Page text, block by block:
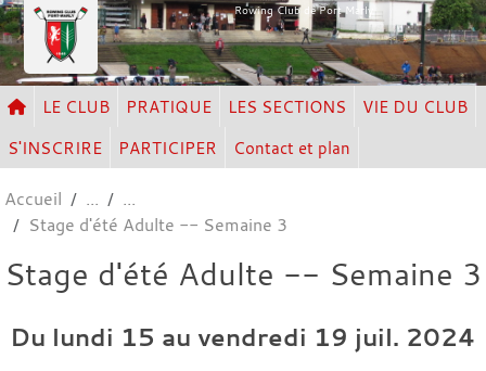
Rowing Club de Port Marly
LE CLUB PRATIQUE LES SECTIONS
VIE DU CLUB
S'INSCRIRE
PARTICIPER Contact et plan
Accueil
Stage d'été Adulte -- Semaine 3
Stage d'été Adulte -- Semaine 3
Du lundi 15 au vendredi 19 juil. 2024
Panneau de gestion des cookies